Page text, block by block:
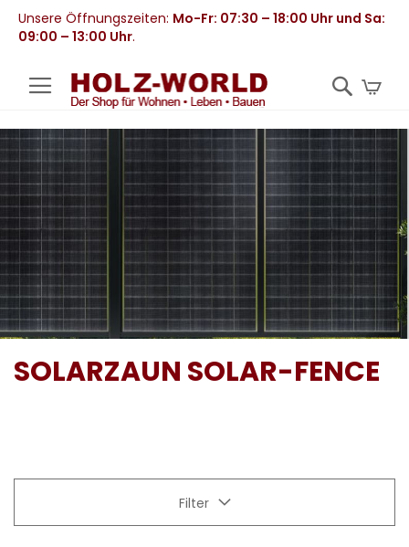
Unsere Öffnungszeiten: Mo-Fr: 07:30 – 18:00 Uhr und Sa:
09:00 – 13:00 Uhr.
SOLARZAUN SOLAR-FENCE
Filter